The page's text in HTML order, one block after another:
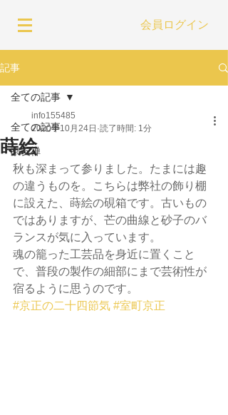
会員ログイン
記事
全ての記事
京友禅
全ての記事
蒔絵
info155485
2020年10月24日 読了時間: 1分
秋も深まって参りました。たまには趣
の違うものを。こちらは弊社の飾り棚
に設えた、蒔絵の硯箱です。古いもの
ではありますが、芒の曲線と砂子のバ
ランスが気に入っています。
魂の籠った工芸品を身近に置くこと
で、普段の製作の細部にまで芸術性が
宿るように思うのです。
#京正の二十四節気 #室町京正